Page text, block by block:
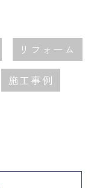
リフォーム
施工事例